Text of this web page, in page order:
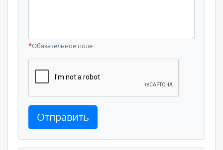
*Обязательное поле
Отправить